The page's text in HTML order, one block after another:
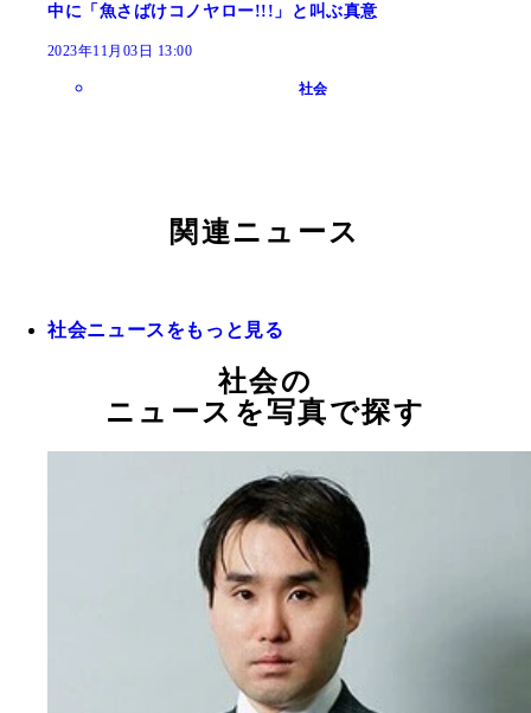
中に「魚さばけコノヤロー!!!」と叫ぶ真意
2023年11月03日 13:00
社会
関連ニュース
社会ニュースをもっと見る
社会の
ニュースを写真で探す